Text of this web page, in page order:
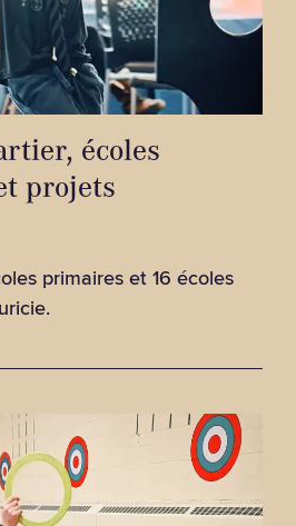
écoles
projets
primaires et 16 écoles